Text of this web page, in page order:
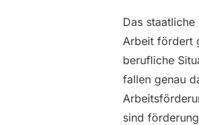
Das
Arbeit fördert
berufliche
fallen genau
sind